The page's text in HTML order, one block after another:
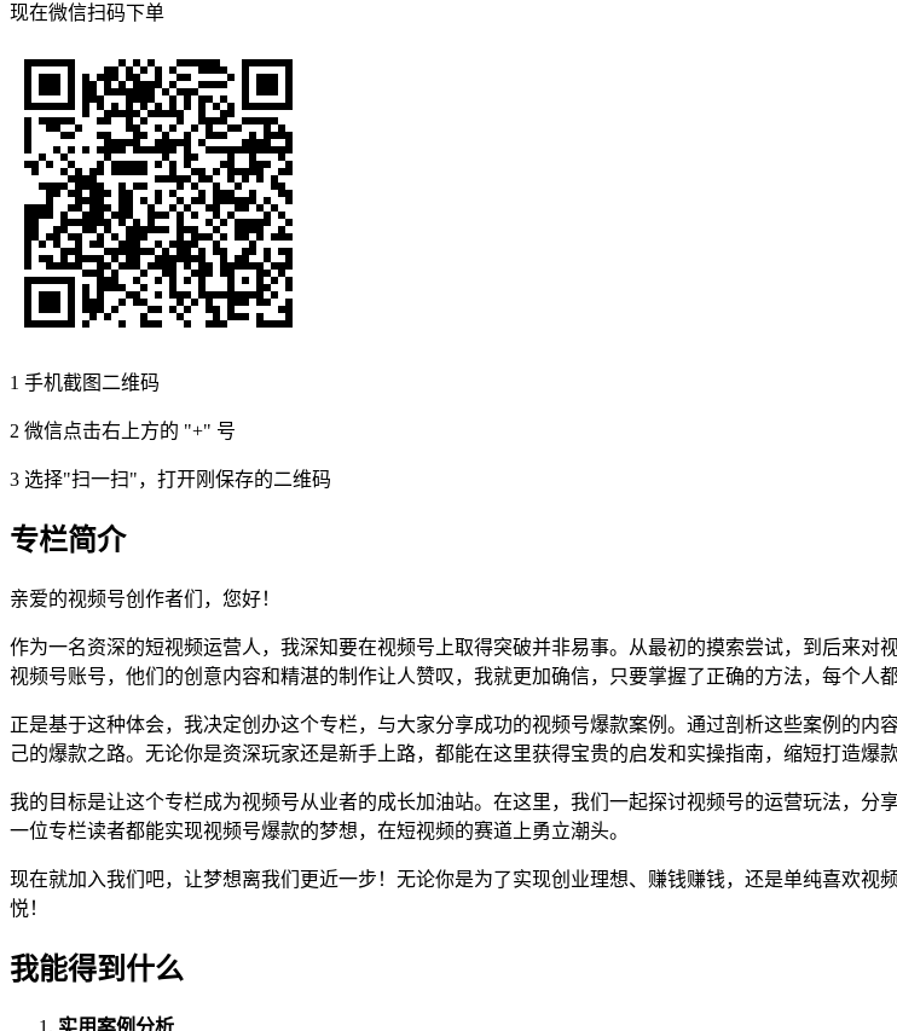
现在微信扫码下单
1 手机截图二维码
2 微信点击右上方的 "+" 号
3 选择"扫一扫"，打开刚保存的二维码
专栏简介
亲爱的视频号创作者们，您好！
作为一名资深的短视频运营人，我深知要在视频号上取得突破并非易事。从最初的摸索尝试，到后来
视频号账号，他们的创意内容和精湛的制作让人赞叹，我就更加确信，只要掌握了正确的方法，每个人
正是基于这种体会，我决定创办这个专栏，与大家分享成功的视频号爆款案例。通过剖析这些案例的
己的爆款之路。无论你是资深玩家还是新手上路，都能在这里获得宝贵的启发和实操指南，缩短打造爆款
我的目标是让这个专栏成为视频号从业者的成长加油站。在这里，我们一起探讨视频号的运营玩法，
一位专栏读者都能实现视频号爆款的梦想，在短视频的赛道上勇立潮头。
现在就加入我们吧，让梦想离我们更近一步！无论你是为了实现创业理想、赚钱赚钱，还是单纯喜欢
悦！
我能得到什么